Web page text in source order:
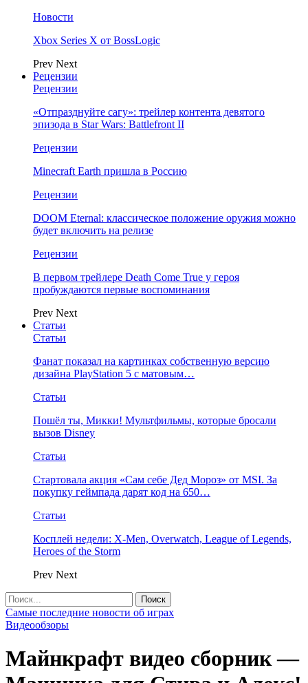
Новости
Xbox Series X от BossLogic
Prev Next
Рецензии
Рецензии
«Отпразднуйте сагу»: трейлер контента девятого
эпизода в Star Wars: Battlefront II
Рецензии
Minecraft Earth пришла в Россию
Рецензии
DOOM Eternal: классическое положение оружия можно
будет включить на релизе
Рецензии
В первом трейлере Death Come True у героя
пробуждаются первые воспоминания
Prev Next
Статьи
Статьи
Фанат показал на картинках собственную версию
дизайна PlayStation 5 с матовым…
Статьи
Пошёл ты, Микки! Мультфильмы, которые бросали
вызов Disney
Статьи
Стартовала акция «Сам себе Дед Мороз» от MSI. За
покупку геймпада дарят код на 650…
Статьи
Косплей недели: X-Men, Overwatch, League of Legends,
Heroes of the Storm
Prev Next
Самые последние новости об играх
Видеообзоры
Майнкрафт видео сборник —